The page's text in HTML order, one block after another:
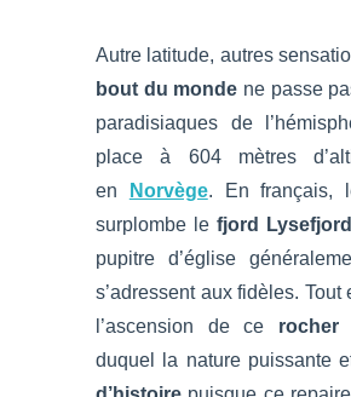
Autre latitude, autres
bout du monde ne passe
paradisiaques de
place à 604 mètres
en
Norvège. En français,
surplombe lefjord Lysefjord
pupitre d’église
s’adressent aux fidèles. Tout
l’ascension de ce rocher
duquel la nature puissante